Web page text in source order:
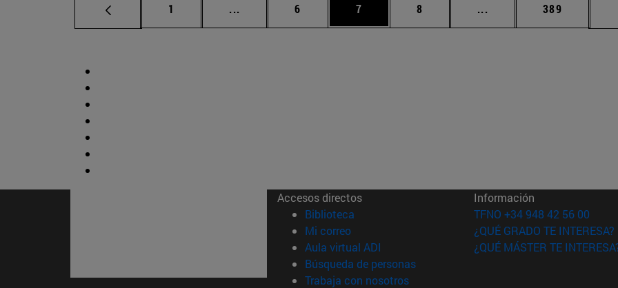
Página
1 ... Páginas intermedias Use TAB para desplazarse.
Página
6 Página
7 Página
8 ... Páginas intermedias
Página
389
Accesos directos
Biblioteca (abre en nueva ventana)
Mi correo(abre en nueva ventana)
Aula virtual ADI (abre en nueva ventana)
Búsqueda de personas(abre en nueva ventana)
Trabaja con nosotros(abre en nueva ventana)
Información
TFNO +34 948 42 56 00
¿QUÉ GRADO TE INTERESA?
¿QUÉ MÁSTER TE